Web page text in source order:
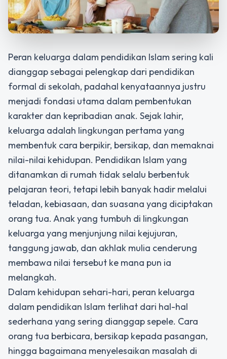
Peran keluarga dalam pendidikan Islam sering kali
dianggap sebagai pelengkap dari pendidikan
formal di sekolah, padahal kenyataannya justru
menjadi fondasi utama dalam pembentukan
karakter dan kepribadian anak. Sejak lahir,
keluarga adalah lingkungan pertama yang
membentuk cara berpikir, bersikap, dan memaknai
nilai-nilai kehidupan. Pendidikan Islam yang
ditanamkan di rumah tidak selalu berbentuk
pelajaran teori, tetapi lebih banyak hadir melalui
teladan, kebiasaan, dan suasana yang diciptakan
orang tua. Anak yang tumbuh di lingkungan
keluarga yang menjunjung nilai kejujuran,
tanggung jawab, dan akhlak mulia cenderung
membawa nilai tersebut ke mana pun ia
melangkah.
Dalam kehidupan sehari-hari, peran keluarga
dalam pendidikan Islam terlihat dari hal-hal
sederhana yang sering dianggap sepele. Cara
orang tua berbicara, bersikap kepada pasangan,
hingga bagaimana menyelesaikan masalah di